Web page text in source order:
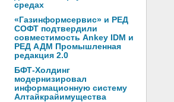
средах
«Газинформсервис» и РЕД
СОФТ подтвердили
совместимость Ankey IDM и
РЕД АДМ Промышленная
редакция 2.0
БФТ-Холдинг
модернизировал
информационную систему
Алтайкрайимущества